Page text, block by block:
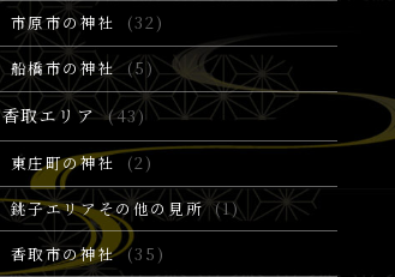
市原市の神社
(32)
船橋市の神社 (5)
香取エリア (43)
東庄町の神社 (2)
銚子エリアその他の見所 (1)
香取市の神社 (35)